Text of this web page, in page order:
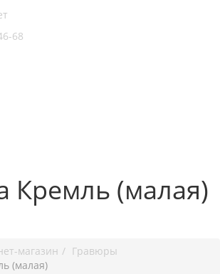
68
Кремль (малая)
магазин
Гравюры
(малая)